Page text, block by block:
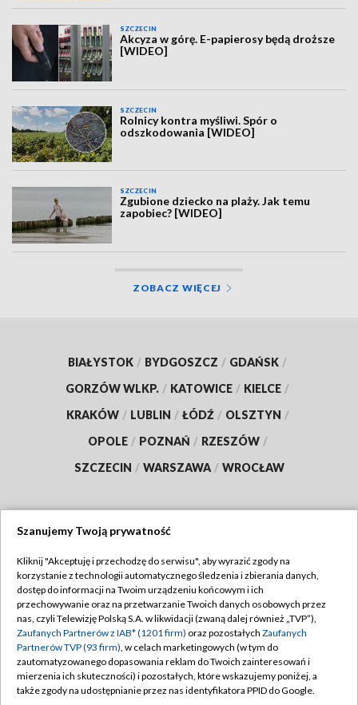
SZCZECIN
Akcyza w górę. E-papierosy będą droższe
[WIDEO]
SZCZECIN
Rolnicy kontra myśliwi. Spór o
odszkodowania [WIDEO]
SZCZECIN
Zgubione dziecko na plaży. Jak temu
zapobiec? [WIDEO]
ZOBACZ WIĘCEJ
BIAŁYSTOK / BYDGOSZCZ / GDAŃSK /
GORZÓW WLKP. / KATOWICE / KIELCE /
KRAKÓW / LUBLIN / ŁÓDŹ / OLSZTYN /
OPOLE / POZNAŃ / RZESZÓW /
SZCZECIN / WARSZAWA / WROCŁAW
TVP
Abonament TVP
Emisja w TVP
Centrum informacji TVP
Naziemna Telewizja Cyfrowa
Regulamin TVP
Polityka prywatności
Moje zgody
Pomoc
Szanujemy Twoją prywatność
Kliknij "Akceptuję i przechodzę do serwisu", aby wyrazić zgody na
korzystanie z technologii automatycznego śledzenia i zbierania danych,
dostęp do informacji na Twoim urządzeniu końcowym i ich
przechowywanie oraz na przetwarzanie Twoich danych osobowych przez
nas, czyli Telewizję Polską S.A. w likwidacji (zwaną dalej również „TVP”),
Zaufanych Partnerów z IAB* (1201 firm) oraz pozostałych Zaufanych
Partnerów TVP (93 firm), w celach marketingowych (w tym do
zautomatyzowanego dopasowania reklam do Twoich zainteresowań i
mierzenia ich skuteczności) i pozostałych, które wskazujemy poniżej, a
także zgody na udostępnianie przez nas identyfikatora PPID do Google.